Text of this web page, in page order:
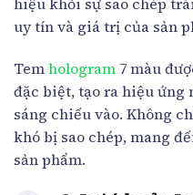
uy tín và giá trị của sản
Temhologram 7 màu
đặc biệt, tạo ra hiệu ứng
sáng chiếu vào. Không
khó bị sao chép, mang
sản phẩm.